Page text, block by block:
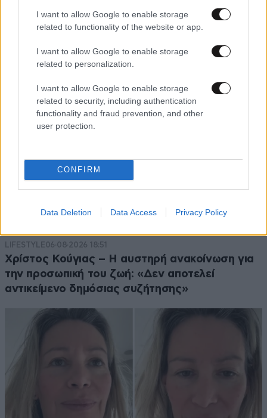
I want to allow Google to enable storage
related to functionality of the website or app.
I want to allow Google to enable storage
related to personalization.
I want to allow Google to enable storage
related to security, including authentication
functionality and fraud prevention, and other
user protection.
CONFIRM
Data Deletion Data Access Privacy Policy
Βλαδίμηρος Κυριακίδης: «Δεν πιστεύω στον
LIFESTYLE06·08·2026 18:51
Χρίστος Κούγιας – Η αυστηρή ανακοίνωση για
την προσωπική του ζωή: «Δεν αποτελεί
αντικείμενο δημόσιας συζήτησης»